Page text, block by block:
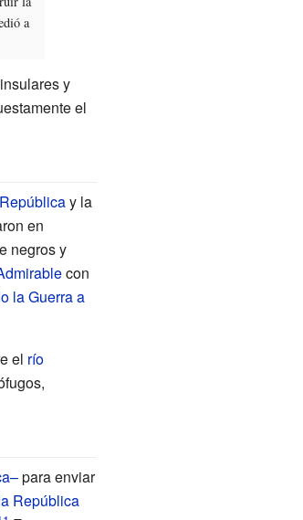
a
y
el
y la
en
negros y
con
la Guerra a
el río
para enviar
República